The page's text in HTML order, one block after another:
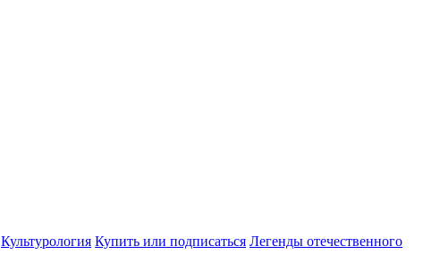
Культурология Купить или подписаться Легенды отечественного